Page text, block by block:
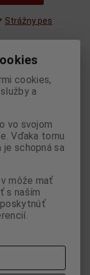
Strážny pes
cookies,
a
vo svojom
Vďaka tomu
schopná sa
môže mať
s naším